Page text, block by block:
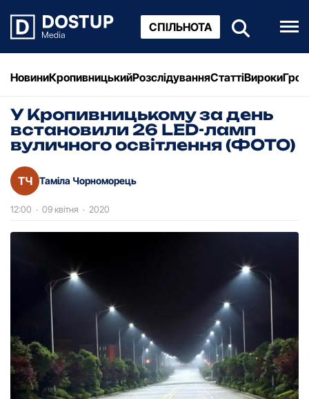
СПІЛЬНОТА
НовиниКропивницькийРозслідуванняСтаттіВироки
У Кропивницькому за день
встановили 26 LED-ламп
вуличного освітлення (ФОТО)
ТЧ Таміла Чорноморець
12:00 · 09 квітня · 2020